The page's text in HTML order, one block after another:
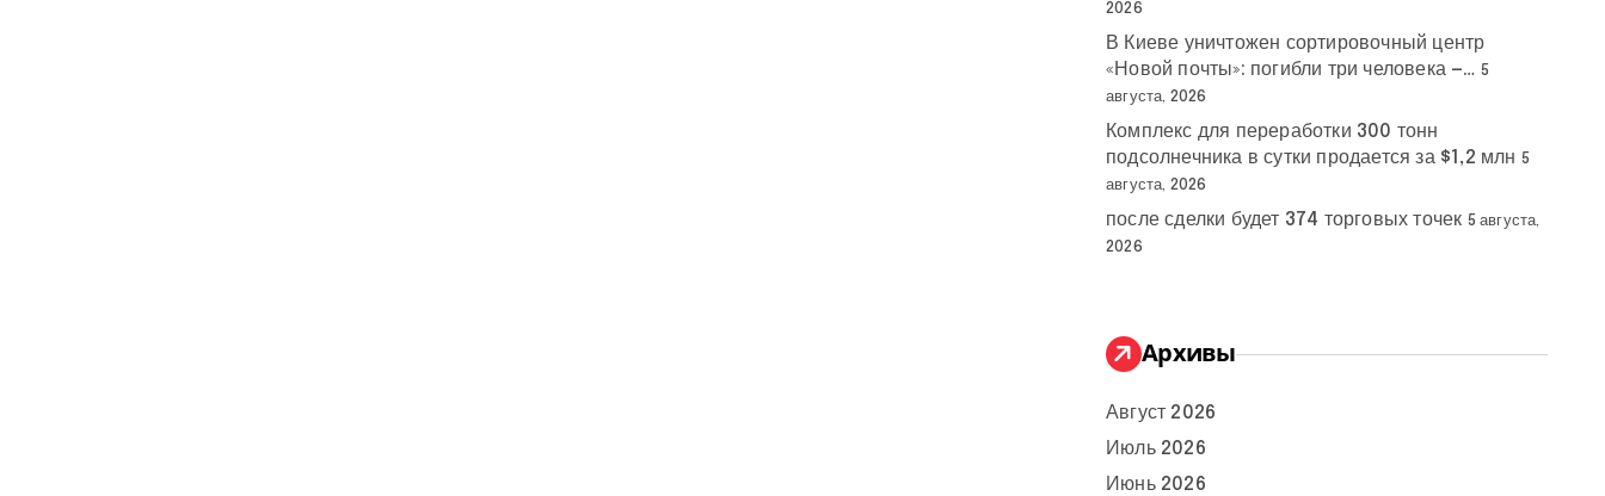
2026
В Киеве уничтожен сортировочный центр
«Новой почты»: погибли три человека —… 5
августа, 2026
Комплекс для переработки 300 тонн
подсолнечника в сутки продается за $1,2 млн 5
августа, 2026
после сделки будет 374 торговых точек 5 августа,
2026
Архивы
Август 2026
Июль 2026
Июнь 2026